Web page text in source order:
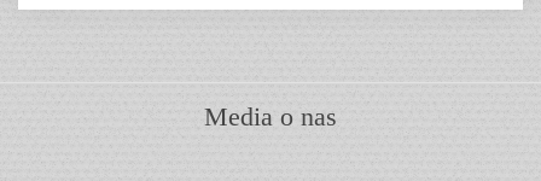
Media o nas